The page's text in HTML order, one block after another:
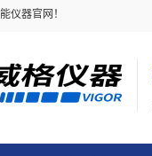
仪器官网！